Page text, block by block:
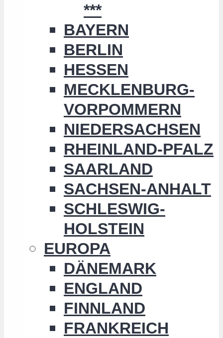
***
BAYERN
BERLIN
HESSEN
MECKLENBURG-
VORPOMMERN
NIEDERSACHSEN
RHEINLAND-PFALZ
SAARLAND
SACHSEN-ANHALT
SCHLESWIG-
HOLSTEIN
EUROPA
DÄNEMARK
ENGLAND
FINNLAND
FRANKREICH